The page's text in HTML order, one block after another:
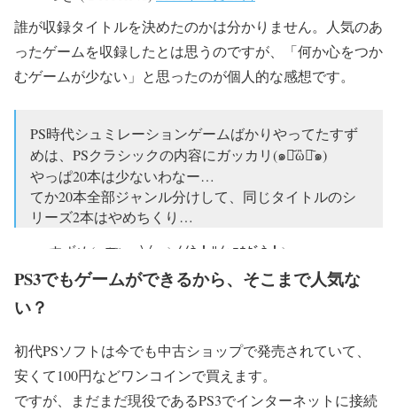
誰が収録タイトルを決めたのかは分かりません。人気のあ
ったゲームを収録したとは思うのですが、「何か心をつか
むゲームが少ない」と思ったのが個人的な感想です。
PS時代シュミレーションゲームばかりやってたすず
めは、PSクラシックの内容にガッカリ(๑･᷄ὢ･᷅๑)
やっぱ20本は少ないわなー…
てか20本全部ジャンル分けして、同じタイトルのシ
リーズ2本はやめちくり…
— すずめ( =͟͟͞͞(ଘ ・∀・) ｲｲﾈ！ｻｲｯｺｳﾀﾞﾈ！)
(@suzumetsubuyaki)2018年10月29日
PS3でもゲームができるから、そこまで人気な
い？
初代PSソフトは今でも中古ショップで発売されていて、
安くて100円などワンコインで買えます。
ですが、まだまだ現役であるPS3でインターネットに接続